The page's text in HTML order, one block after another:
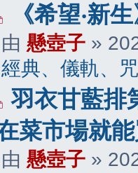
《希望‧新
由 懸壺子 »
經典、儀軌、咒
羽衣甘藍排
菜市場就
由 懸壺子 »